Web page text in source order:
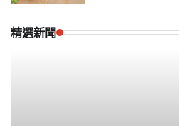
精選新聞